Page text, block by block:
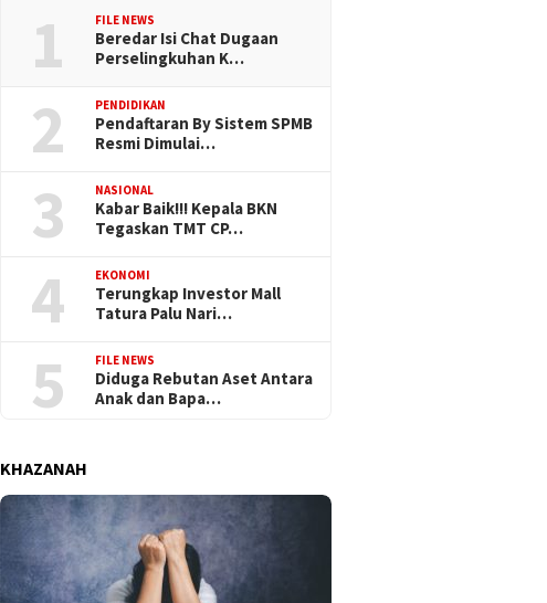
1 FILE NEWS
Beredar Isi Chat Dugaan
Perselingkuhan K…
2 PENDIDIKAN
Pendaftaran By Sistem SPMB
Resmi Dimulai…
3 NASIONAL
Kabar Baik!!! Kepala BKN
Tegaskan TMT CP…
4 EKONOMI
Terungkap Investor Mall
Tatura Palu Nari…
5 FILE NEWS
Diduga Rebutan Aset Antara
Anak dan Bapa…
KHAZANAH